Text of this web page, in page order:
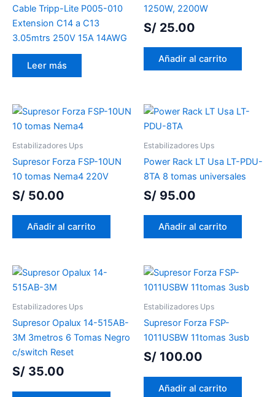
Cable Tripp-Lite P005-010
Extension C14 a C13
3.05mtrs 250V 15A 14AWG
Leer más
1250W, 2200W
S/ 25.00
Añadir al carrito
Estabilizadores Ups
Supresor Forza FSP-10UN
10 tomas Nema4 220V
S/ 50.00
Añadir al carrito
Estabilizadores Ups
Power Rack LT Usa LT-PDU-
8TA 8 tomas universales
S/ 95.00
Añadir al carrito
Estabilizadores Ups
Supresor Opalux 14-515AB-
3M 3metros 6 Tomas Negro
c/switch Reset
S/ 35.00
Estabilizadores Ups
Supresor Forza FSP-
1011USBW 11tomas 3usb
S/ 100.00
Añadir al carrito